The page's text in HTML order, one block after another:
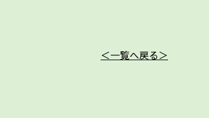
＜一覧へ戻る＞